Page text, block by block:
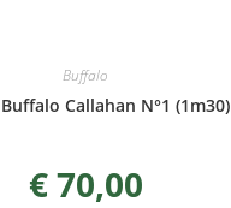
Buffalo
Callahan N°1 (1m30)
€70,00